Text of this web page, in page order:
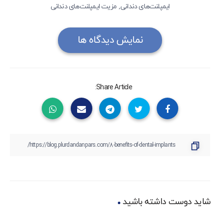
ایمپلنت‌های دندانی, مزیت ایمپلنت‌های دندانی
نمایش دیدگاه ها
Share Article:
شاید دوست داشته باشید